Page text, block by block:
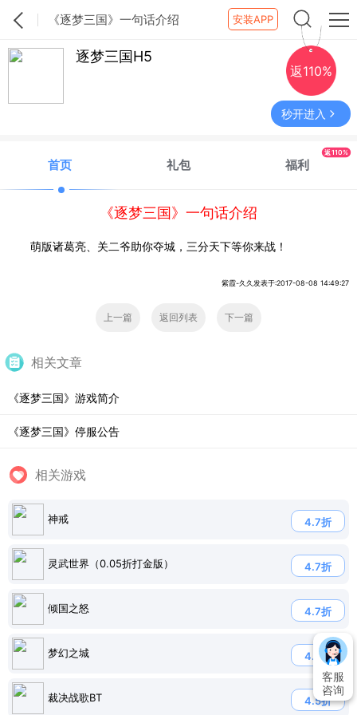
《逐梦三国》一句话介绍 安装APP
逐梦三国H5
返110%
秒开进入
首页 礼包 福利
返110%
《逐梦三国》一句话介绍
萌版诸葛亮、关二爷助你夺城，三分天下等你来战！
紫霞-久久发表于:2017-08-08 14:49:27
上一篇 返回列表 下一篇
相关文章
《逐梦三国》游戏简介
《逐梦三国》停服公告
相关游戏
神戒 4.7折
灵武世界（0.05折打金版） 4.7折
倾国之怒 4.7折
梦幻之城 4.0折
裁决战歌BT 4.5折
客服
咨询